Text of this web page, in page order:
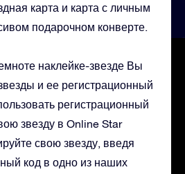
карта и карта с личным
подарочном конверте.
наклейке-звезде Вы
и ее регистрационный
регистрационный
звезду в Online Star
свою звезду, введя
код в одно из наших